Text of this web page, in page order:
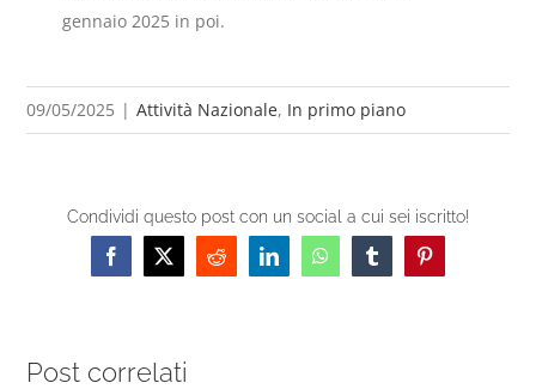
gennaio 2025 in poi.
09/05/2025 | Attività Nazionale, In primo piano
Condividi questo post con un social a cui sei iscritto!
Facebook
X RedditLinkedInWhatsAppTumblrPinterest
Post correlati